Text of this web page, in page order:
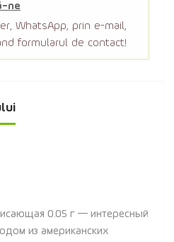
ne
WhatsApp, prin e-mail,
formularul de contact!
0.05 г — интересный
из американских